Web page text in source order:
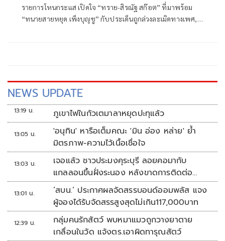
รายการโหนกระแส เปิดใจ “ทราย-สิรณัฐ สก๊อต” ที่มาพร้อม
“ทนายสายหยุด เพ็งบุญชู” กับประเด็นถูกล่วงละเมิดทางเพศ,
NEWS UPDATE
13:19 น. ภูเขาไฟในกัวเตมาลาหยุดปะทุแล้ว
13:05 น.
'อนุทิน' หารือเต็มคณะ 'มิน อ่อง หล่าย' ย้ำ
มิตรภาพ-ความไว้เนื้อเชื่อใจ
13:03 น.
เจอแล้ว ชาวประมงคุระบุรี ลอยคอมากับ
แกลลอนขึ้นฝั่งระนอง หลังขาดการติดต่อ
หลายวัน
13:01 น.
‘สบน.’ ประกาศผลจัดสรรบอนด์ออมพลัส แจง
ผู้จองได้รับจัดสรรสูงสุดไม่เกิน117,000บาท
12:39 น.
กลุ่มคนรักสัตว์ พบหมาแมวถูกวางยาตาย
เกลื่อนในวัด แจ้งตร.เอาผิดทารุณสัตว์